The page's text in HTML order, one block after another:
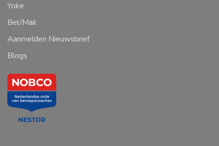
Yoke
Bel/Mail
Aanmelden Nieuwsbrief
Blogs